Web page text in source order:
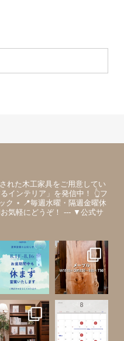
れた木工家具をご用意してい
インテリア」を発信中！
👆フ
ク ⋆ 📍毎週水曜・隔週金曜休
気軽にどうぞ！
--- ▼公式サ